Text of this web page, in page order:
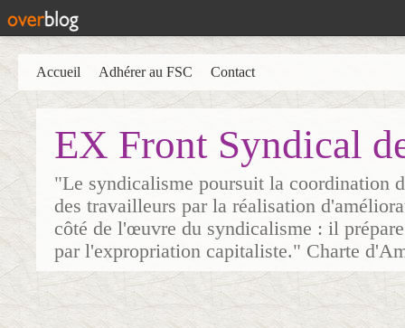
EX Front Syndical
"Le syndicalisme poursuit la coordination
des travailleurs par la réalisation
côté de l'œuvre du syndicalisme : il
par l'expropriation capitaliste." Charte
Accueil Adhérer au FSC Contact